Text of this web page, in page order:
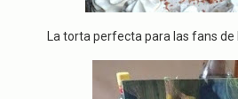
La torta perfecta para las fans de